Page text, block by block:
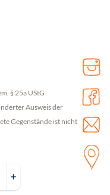
§ 25a UStG
Ausweis der
Gegenstände ist nicht